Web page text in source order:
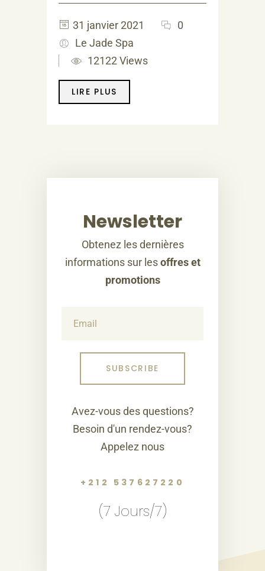
31 janvier 2021
0
Le Jade Spa
12122 Views
LIRE PLUS
Newsletter
Obtenez les dernières
informations sur lesoffres et
promotions
Avez-vous des questions?
Besoin d'un rendez-vous?
Appelez nous
+212 537627220
(7 Jours/7)